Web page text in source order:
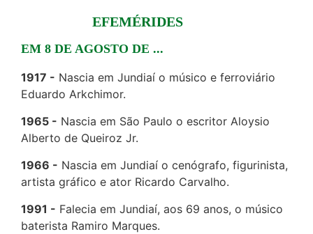
EFEMÉRIDES
EM 8 DE AGOSTO DE ...
1917
Nascia em Jundiaí o músico e ferroviário
Eduardo Arkchimor.
1965
Nascia em São Paulo o escritor Aloysio
Alberto de Queiroz Jr.
1966
Nascia em Jundiaí o cenógrafo, figurinista,
artista gráfico e ator Ricardo Carvalho.
1991
Falecia em Jundiaí, aos 69 anos, o músico
baterista Ramiro Marques.